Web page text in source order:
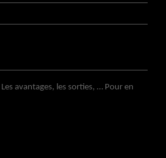
avantages, les sorties, … Pour en